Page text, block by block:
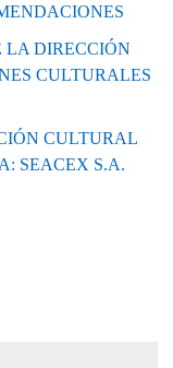
LA DIRECCIÓN
CULTURALES
CULTURAL
SEACEX S.A.